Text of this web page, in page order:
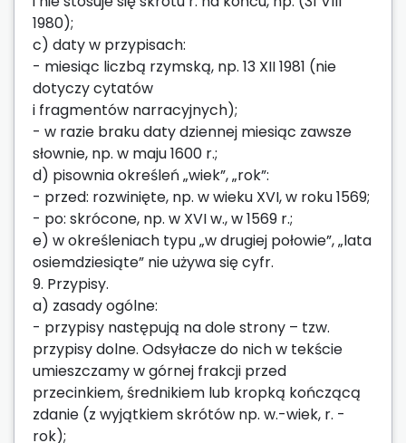
1980);
c) daty w przypisach:
- miesiąc liczbą rzymską, np. 13 XII 1981 (nie
dotyczy cytatów
i fragmentów narracyjnych);
- w razie braku daty dziennej miesiąc zawsze
słownie, np. w maju 1600 r.;
d) pisownia określeń „wiek”, „rok”:
- przed: rozwinięte, np. w wieku XVI, w roku 1569;
- po: skrócone, np. w XVI w., w 1569 r.;
e) w określeniach typu „w drugiej połowie”, „lata
osiemdziesiąte” nie używa się cyfr.
9. Przypisy.
a) zasady ogólne:
- przypisy następują na dole strony – tzw.
przypisy dolne. Odsyłacze do nich w tekście
umieszczamy w górnej frakcji przed
przecinkiem, średnikiem lub kropką kończącą
zdanie (z wyjątkiem skrótów np. w.-wiek, r. -
rok);